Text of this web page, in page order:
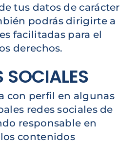
tus datos de carácter
podrás dirigirte a
facilitadas para el
derechos.
SOCIALES
con perfil en algunas
redes sociales de
responsable en
contenidos